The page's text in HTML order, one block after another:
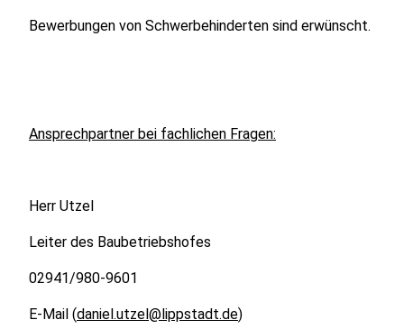
Bewerbungen von Schwerbehinderten sind erwünscht.
Ansprechpartner bei fachlichen Fragen:
Herr Utzel
Leiter des Baubetriebshofes
02941/980-9601
E-Mail (daniel.utzel@lippstadt.de)